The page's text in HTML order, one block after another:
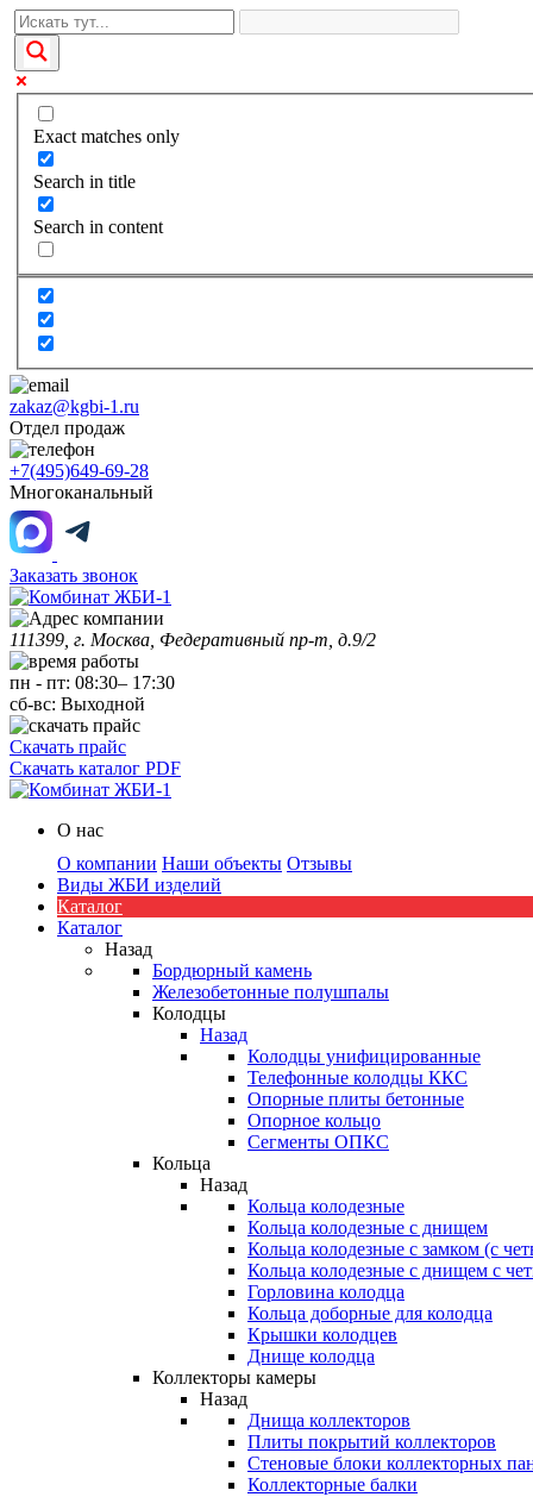
Exact matches only
Search in title
Search in content
zakaz@kgbi-1.ru
Отдел продаж
+7(495)649-69-28
Многоканальный
Заказать звонок
111399, г. Москва, Федеративный пр-т, д.9/2
пн - пт: 08:30– 17:30
сб-вс: Выходной
Скачать прайс
Скачать каталог PDF
О нас
О компании Наши объекты Отзывы
Виды ЖБИ изделий
Каталог
Каталог
Назад
Бордюрный камень
Железобетонные полушпалы
Колодцы
Назад
Колодцы унифицированные
Телефонные колодцы ККС
Опорные плиты бетонные
Опорное кольцо
Сегменты ОПКС
Кольца
Назад
Кольца колодезные
Кольца колодезные с днищем
Кольца колодезные с замком (с
Кольца колодезные с днищем с
Горловина колодца
Кольца доборные для колодца
Крышки колодцев
Днище колодца
Коллекторы камеры
Назад
Днища коллекторов
Плиты покрытий коллекторов
Стеновые блоки коллекторных
Коллекторные балки